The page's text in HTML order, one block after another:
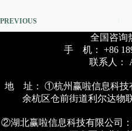
PREVIOUS
全国咨询
手 机： +86
联系人：
地 址： ①杭州赢啦信息科技
余杭区仓前街道利尔达物
②湖北赢啦信息科技有限公司